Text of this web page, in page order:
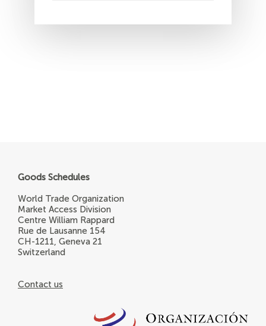
Goods Schedules
World Trade Organization
Market Access Division
Centre William Rappard
Rue de Lausanne 154
CH-1211, Geneva 21
Switzerland
Contact us